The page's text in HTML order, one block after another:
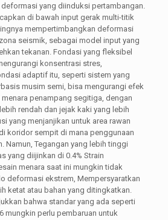
yang diinduksi pertambangan.
di bawah input gerak multi-titik
mempertimbangkan deformasi
seismik, sebagai model input yang
tekanan. Fondasi yang fleksibel
konsentrasi stres,
adaptif itu, seperti sistem yang
musim semi, bisa mengurangi efek
penampang segitiga, dengan
rendah dan jejak kaki yang lebih
yang menjanjikan untuk area rawan
koridor sempit di mana penggunaan
Namun, Tegangan yang lebih tinggi
yang diijinkan di 0.4% Strain
menara saat ini mungkin tidak
deformasi ekstrem, Mempersyaratkan
ketat atau bahan yang ditingkatkan.
bahwa standar yang ada seperti
mungkin perlu pembaruan untuk